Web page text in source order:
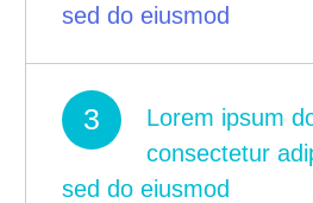
sed do eiusmod
3
Lorem ipsum
consectetur
sed do eiusmod